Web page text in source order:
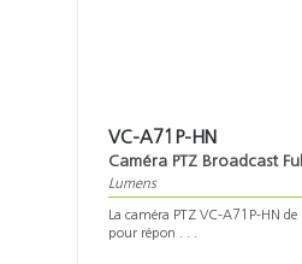
VC-A71P-HN
Caméra PTZ Broadcast
Lumens
La caméra PTZ VC-A71P-HN
pour répon . . .